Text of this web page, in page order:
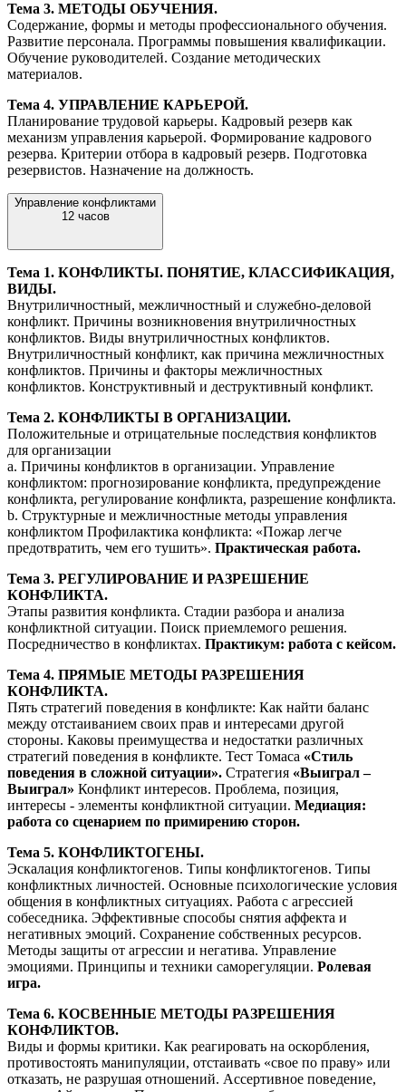
Тема 3. МЕТОДЫ ОБУЧЕНИЯ.
Содержание, формы и методы профессионального обучения.
Развитие персонала. Программы повышения квалификации.
Обучение руководителей. Создание методических
материалов.
Тема 4. УПРАВЛЕНИЕ КАРЬЕРОЙ.
Планирование трудовой карьеры. Кадровый резерв как
механизм управления карьерой. Формирование кадрового
резерва. Критерии отбора в кадровый резерв. Подготовка
резервистов. Назначение на должность.
Управление конфликтами
12 часов
Тема 1. КОНФЛИКТЫ. ПОНЯТИЕ, КЛАССИФИКАЦИЯ,
ВИДЫ.
Внутриличностный, межличностный и служебно-деловой
конфликт. Причины возникновения внутриличностных
конфликтов. Виды внутриличностных конфликтов.
Внутриличностный конфликт, как причина межличностных
конфликтов. Причины и факторы межличностных
конфликтов. Конструктивный и деструктивный конфликт.
Тема 2. КОНФЛИКТЫ В ОРГАНИЗАЦИИ.
Положительные и отрицательные последствия конфликтов
для организации
a. Причины конфликтов в организации. Управление
конфликтом: прогнозирование конфликта, предупреждение
конфликта, регулирование конфликта, разрешение конфликта.
b. Структурные и межличностные методы управления
конфликтом Профилактика конфликта: «Пожар легче
предотвратить, чем его тушить». Практическая работа.
Тема 3. РЕГУЛИРОВАНИЕ И РАЗРЕШЕНИЕ
КОНФЛИКТА.
Этапы развития конфликта. Стадии разбора и анализа
конфликтной ситуации. Поиск приемлемого решения.
Посредничество в конфликтах. Практикум: работа с кейсом.
Тема 4. ПРЯМЫЕ МЕТОДЫ РАЗРЕШЕНИЯ
КОНФЛИКТА.
Пять стратегий поведения в конфликте: Как найти баланс
между отстаиванием своих прав и интересами другой
стороны. Каковы преимущества и недостатки различных
стратегий поведения в конфликте. Тест Томаса «Стиль
поведения в сложной ситуации». Стратегия «Выиграл –
Выиграл» Конфликт интересов. Проблема, позиция,
интересы - элементы конфликтной ситуации. Медиация:
работа со сценарием по примирению сторон.
Тема 5. КОНФЛИКТОГЕНЫ.
Эскалация конфликтогенов. Типы конфликтогенов. Типы
конфликтных личностей. Основные психологические условия
общения в конфликтных ситуациях. Работа с агрессией
собеседника. Эффективные способы снятия аффекта и
негативных эмоций. Сохранение собственных ресурсов.
Методы защиты от агрессии и негатива. Управление
эмоциями. Принципы и техники саморегуляции. Ролевая
игра.
Тема 6. КОСВЕННЫЕ МЕТОДЫ РАЗРЕШЕНИЯ
КОНФЛИКТОВ.
Виды и формы критики. Как реагировать на оскорбления,
противостоять манипуляции, отстаивать «свое по праву» или
отказать, не разрушая отношений. Ассертивное поведение,